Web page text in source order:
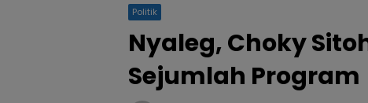
Politik
Nyaleg, Choky
Sejumlah Program